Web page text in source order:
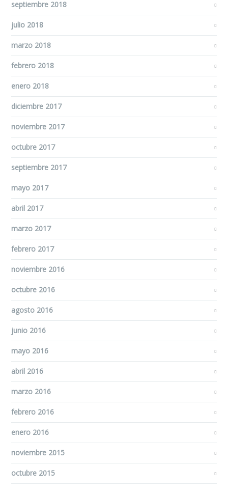
septiembre 2018
julio 2018
marzo 2018
febrero 2018
enero 2018
diciembre 2017
noviembre 2017
octubre 2017
septiembre 2017
mayo 2017
abril 2017
marzo 2017
febrero 2017
noviembre 2016
octubre 2016
agosto 2016
junio 2016
mayo 2016
abril 2016
marzo 2016
febrero 2016
enero 2016
noviembre 2015
octubre 2015